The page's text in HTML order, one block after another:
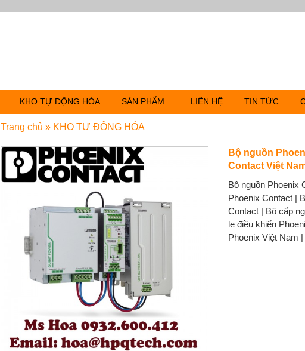
Bộ nguồn
Contact Việt
Bộ nguồn Phoenix
Phoenix Contact |
Contact | Bộ cấp
le điều khiển
Phoenix Việt Nam
Trang chủ » KHO TỰ ĐỘNG HÓA
KHO TỰ ĐỘNG HÓA SẢN PHẨM LIÊN HỆ TIN TỨC